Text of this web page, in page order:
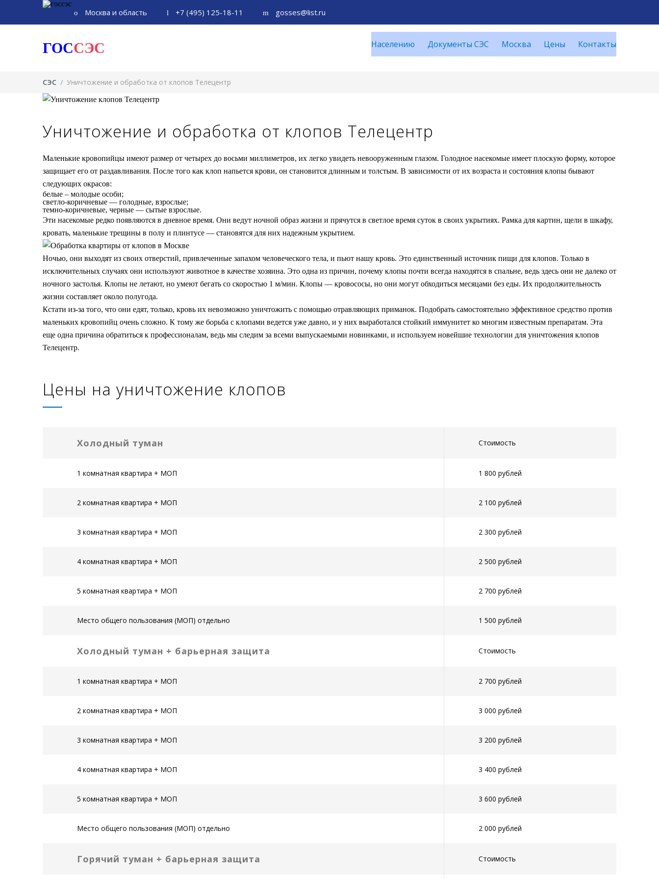
Москва и область +7 (495) 125-18-11 gosses@list.ru
ГОССЭС Населению Документы СЭС Москва Цены Контакты
СЭС / Уничтожение и обработка от клопов Телецентр
Уничтожение и обработка от клопов Телецентр
Маленькие кровопийцы имеют размер от четырех до восьми миллиметров, их легко увидеть невооруженным глазом. Голодное насекомые имеет плоскую форму, которое
защищает его от раздавливания. После того как клоп напьется крови, он становится длинным и толстым. В зависимости от их возраста и состояния клопы бывают
следующих окрасов:
белые – молодые особи;
светло-коричневые — голодные, взрослые;
темно-коричневые, черные — сытые взрослые.
Эти насекомые редко появляются в дневное время. Они ведут ночной образ жизни и прячутся в светлое время суток в своих укрытиях. Рамка для картин, щели в шкафу,
кровать, маленькие трещины в полу и плинтусе — становятся для них надежным укрытием.
Ночью, они выходят из своих отверстий, привлеченные запахом человеческого тела, и пьют нашу кровь. Это единственный источник пищи для клопов. Только в
исключительных случаях они используют животное в качестве хозяина. Это одна из причин, почему клопы почти всегда находятся в спальне, ведь здесь они не далеко от
ночного застолья. Клопы не летают, но умеют бегать со скоростью 1 м/мин. Клопы — кровососы, но они могут обходиться месяцами без еды. Их продолжительность
жизни составляет около полугода.
Кстати из-за того, что они едят, только, кровь их невозможно уничтожить с помощью отравляющих приманок. Подобрать самостоятельно эффективное средство против
маленьких кровопийц очень сложно. К тому же борьба с клопами ведется уже давно, и у них выработался стойкий иммунитет ко многим известным препаратам. Эта
еще одна причина обратиться к профессионалам, ведь мы следим за всеми выпускаемыми новинками, и используем новейшие технологии для уничтожения клопов
Телецентр.
Цены на уничтожение клопов
Холодный туман Стоимость
1 комнатная квартира + МОП 1 800 рублей
2 комнатная квартира + МОП 2 100 рублей
3 комнатная квартира + МОП 2 300 рублей
4 комнатная квартира + МОП 2 500 рублей
5 комнатная квартира + МОП 2 700 рублей
Место общего пользования (МОП) отдельно 1 500 рублей
Холодный туман + барьерная защита Стоимость
1 комнатная квартира + МОП 2 700 рублей
2 комнатная квартира + МОП 3 000 рублей
3 комнатная квартира + МОП 3 200 рублей
4 комнатная квартира + МОП 3 400 рублей
5 комнатная квартира + МОП 3 600 рублей
Место общего пользования (МОП) отдельно 2 000 рублей
Горячий туман + барьерная защита Стоимость